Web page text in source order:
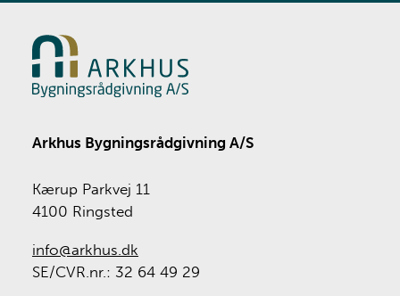
Arkhus Bygningsrådgivning A/S
Kærup Parkvej 11
4100 Ringsted
info@arkhus.dk
SE/CVR.nr.: 32 64 49 29